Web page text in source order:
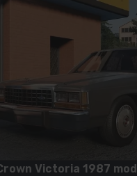
Victoria 1987 mod